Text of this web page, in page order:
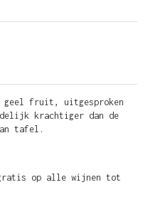
geel fruit, uitgesproken
krachtiger dan de
tafel.
gratis op alle wijnen tot